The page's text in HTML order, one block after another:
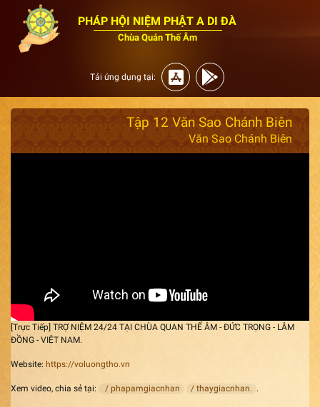
PHÁP HỘI NIỆM PHẬT A DI ĐÀ
Chùa Quán Thế Âm
Tải ứng dụng tại:
Tập 12 Văn Sao Chánh Biên
Văn Sao Chánh Biên
[Trực Tiếp] TRỢ NIỆM 24/24 TẠI CHÙA QUAN THẾ ÂM - ĐỨC TRỌNG - LÂM
ĐỒNG - VIỆT NAM.
Website: https://voluongtho.vn
Xem video, chia sẻ tại: / phapamgiacnhan / thaygiacnhan. .